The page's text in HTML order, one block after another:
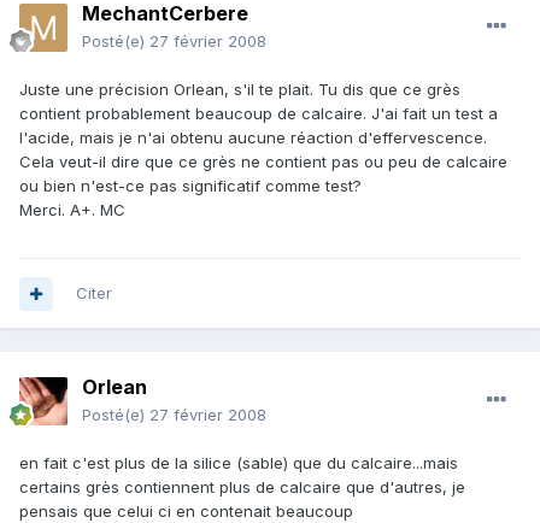
MechantCerbere
Posté(e) 27 février 2008
Juste une précision Orlean, s'il te plait. Tu dis que ce grès
contient probablement beaucoup de calcaire. J'ai fait un test a
l'acide, mais je n'ai obtenu aucune réaction d'effervescence.
Cela veut-il dire que ce grès ne contient pas ou peu de calcaire
ou bien n'est-ce pas significatif comme test?
Merci. A+. MC
Citer
Orlean
Posté(e) 27 février 2008
en fait c'est plus de la silice (sable) que du calcaire...mais
certains grès contiennent plus de calcaire que d'autres, je
pensais que celui ci en contenait beaucoup